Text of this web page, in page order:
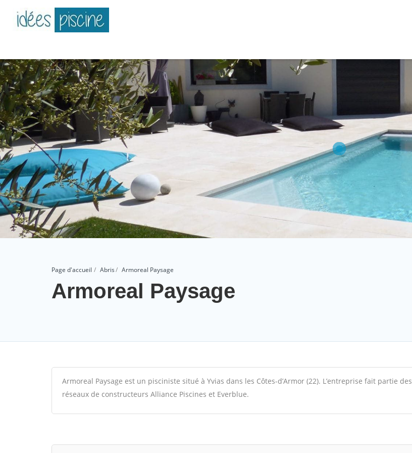
Page d'accueil Abris Armoreal Paysage
Armoreal Paysage
Armoreal Paysage est un pisciniste situé à Yvias dans les Côtes-d’Armor (22). L’entreprise fait partie des
réseaux de constructeurs Alliance Piscines et Everblue.